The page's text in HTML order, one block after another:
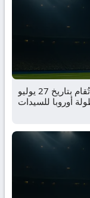
مباراة إنجلترا – سيدات وإسبانيا – سيدات تُقام بتاريخ 27 يوليو